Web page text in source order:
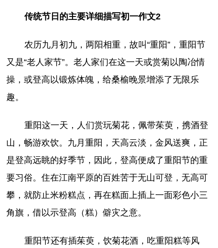
传统节日的主要详细描写初一作文2
农历九月初九，两阳相重，故叫“重阳”，重阳节
又是“老人家节”。老人家们在这一天或赏菊以陶冶情
操，或登高以锻炼体魄，给桑榆晚景增添了无限乐
趣。
重阳这一天，人们赏玩菊花，佩带茱萸，携酒登
山，畅游欢饮。九月重阳，天高云淡，金风送爽，正
是登高远眺的好季节，因此，登高便成了重阳节的重
要习俗。住在江南平原的百姓苦于无山可登，无高可
攀，就防止米粉糕点，再在糕面上插上一面彩色小三
角旗，借以示登高（糕）僻灾之意。
重阳节还有插茱萸，饮菊花酒，吃重阳糕等风